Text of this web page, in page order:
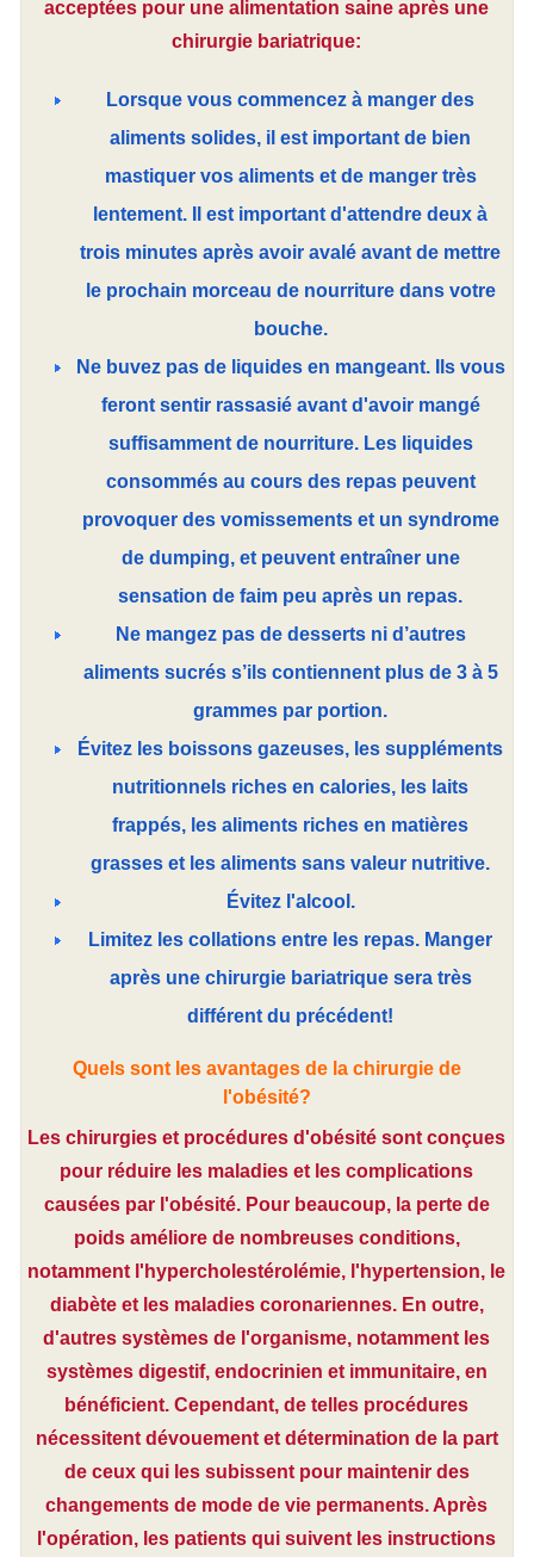
acceptées pour une alimentation saine après une
chirurgie bariatrique:
Lorsque vous commencez à manger des
aliments solides, il est important de bien
mastiquer vos aliments et de manger très
lentement. Il est important d'attendre deux à
trois minutes après avoir avalé avant de mettre
le prochain morceau de nourriture dans votre
bouche.
Ne buvez pas de liquides en mangeant. Ils vous
feront sentir rassasié avant d'avoir mangé
suffisamment de nourriture. Les liquides
consommés au cours des repas peuvent
provoquer des vomissements et un syndrome
de dumping, et peuvent entraîner une
sensation de faim peu après un repas.
Ne mangez pas de desserts ni d’autres
aliments sucrés s’ils contiennent plus de 3 à 5
grammes par portion.
Évitez les boissons gazeuses, les suppléments
nutritionnels riches en calories, les laits
frappés, les aliments riches en matières
grasses et les aliments sans valeur nutritive.
Évitez l'alcool.
Limitez les collations entre les repas. Manger
après une chirurgie bariatrique sera très
différent du précédent!
Quels sont les avantages de la chirurgie de
l'obésité?
Les chirurgies et procédures d'obésité sont conçues
pour réduire les maladies et les complications
causées par l'obésité. Pour beaucoup, la perte de
poids améliore de nombreuses conditions,
notamment l'hypercholestérolémie, l'hypertension, le
diabète et les maladies coronariennes. En outre,
d'autres systèmes de l'organisme, notamment les
systèmes digestif, endocrinien et immunitaire, en
bénéficient. Cependant, de telles procédures
nécessitent dévouement et détermination de la part
de ceux qui les subissent pour maintenir des
changements de mode de vie permanents. Après
l'opération, les patients qui suivent les instructions